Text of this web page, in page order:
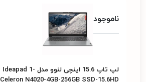
ناموجود
لپ تاپ 15.6 اینچی لنوو مدل Ideapad 1-
Celeron N4020-4GB-256GB SSD-15.6HD